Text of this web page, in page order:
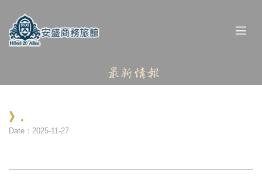
》.
Date：2025-11-27